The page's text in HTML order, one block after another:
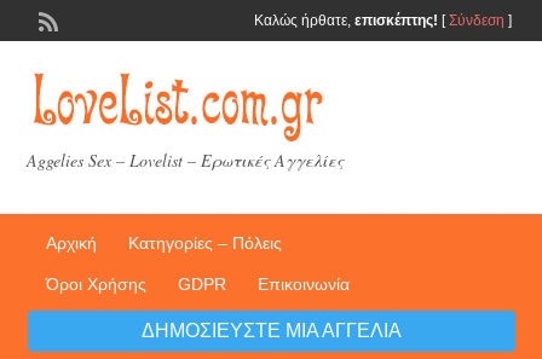
Καλώς ήρθατε, επισκέπτης! [Σύνδεση ]
Aggelies Sex – Lovelist – Ερωτικές Αγγελίες
Αρχική Κατηγορίες – Πόλεις
Όροι Χρήσης GDPR Επικοινωνία
ΔΗΜΟΣΙΕΎΣΤΕ ΜΙΑ ΑΓΓΕΛΊΑ